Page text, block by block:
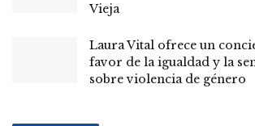
Vieja
Laura Vital ofrece un
favor de la igualdad y la
sobre violencia de género